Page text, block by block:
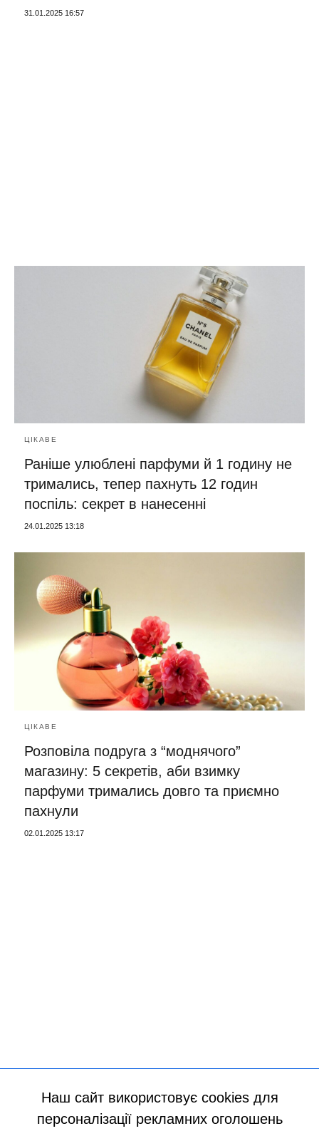
31.01.2025 16:57
ЦІКАВЕ
Раніше улюблені парфуми й 1 годину не
тримались, тепер пахнуть 12 годин
поспіль: секрет в нанесенні
24.01.2025 13:18
ЦІКАВЕ
Розповіла подруга з “моднячого”
магазину: 5 секретів, аби взимку
парфуми тримались довго та приємно
пахнули
02.01.2025 13:17
Наш сайт використовує cookies для
персоналізації рекламних оголошень